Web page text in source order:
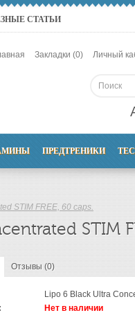
СТАТЬИ
Закладки (0) Личный
ПРЕДТРЕНИКИ
STIM FREE, 60 caps.
STIM
Отзывы (0)
Lipo 6 Black Ultra
Нет в наличии